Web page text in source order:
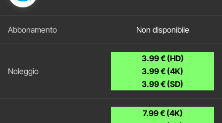
Non disponibile
3.99 € (HD)
3.99 € (4K)
3.99 € (SD)
7.99 € (4K)